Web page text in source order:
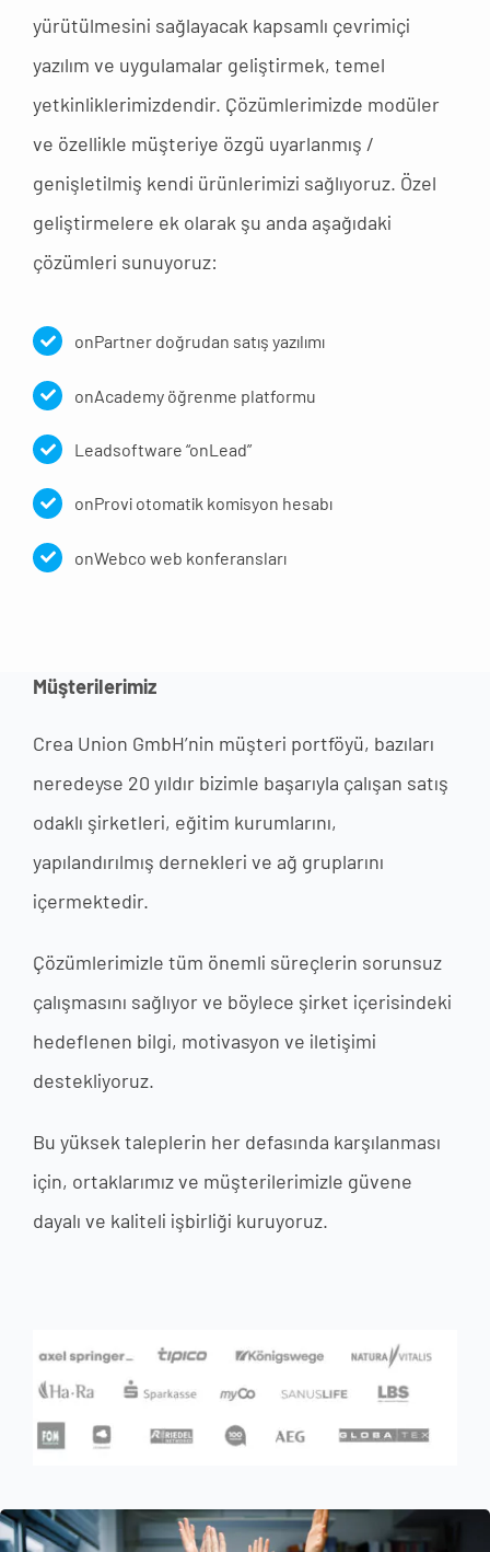
yürütülmesini sağlayacak kapsamlı çevrimiçi
yazılım ve uygulamalar geliştirmek, temel
yetkinliklerimizdendir. Çözümlerimizde modüler
ve özellikle müşteriye özgü uyarlanmış /
genişletilmiş kendi ürünlerimizi sağlıyoruz. Özel
geliştirmelere ek olarak şu anda aşağıdaki
çözümleri sunuyoruz:
onPartner doğrudan satış yazılımı
onAcademy öğrenme platformu
Leadsoftware “onLead”
onProvi otomatik komisyon hesabı
onWebco web konferansları
Müşterilerimiz
Crea Union GmbH’nin müşteri portföyü, bazıları
neredeyse 20 yıldır bizimle başarıyla çalışan satış
odaklı şirketleri, eğitim kurumlarını,
yapılandırılmış dernekleri ve ağ gruplarını
içermektedir.
Çözümlerimizle tüm önemli süreçlerin sorunsuz
çalışmasını sağlıyor ve böylece şirket içerisindeki
hedeflenen bilgi, motivasyon ve iletişimi
destekliyoruz.
Bu yüksek taleplerin her defasında karşılanması
için, ortaklarımız ve müşterilerimizle güvene
dayalı ve kaliteli işbirliği kuruyoruz.